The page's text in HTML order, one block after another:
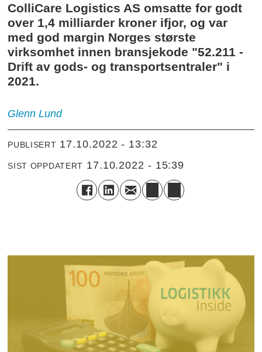
ColliCare Logistics AS omsatte for godt
over 1,4 milliarder kroner ifjor, og var
med god margin Norges største
virksomhet innen bransjekode "52.211 -
Drift av gods- og transportsentraler" i
2021.
Glenn Lund
PUBLISERT 17.10.2022 - 13:32
SIST OPPDATERT 17.10.2022 - 15:39